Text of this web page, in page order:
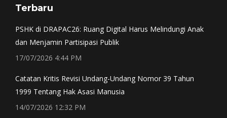
opens
window
opens
window
opens
window
Terbaru
PSHK di DRAPAC26: Ruang Digital Harus Melindungi Anak
dan Menjamin Partisipasi Publik
17/07/2026 4:44 PM
Catatan Kritis Revisi Undang-Undang Nomor 39 Tahun
1999 Tentang Hak Asasi Manusia
14/07/2026 12:32 PM